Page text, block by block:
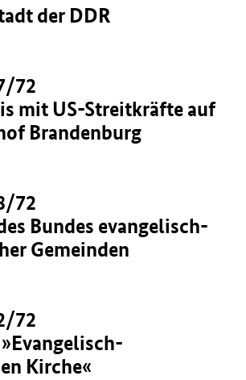
der DDR
72
mit US-Streitkräfte auf
Brandenburg
72
Bundes evangelisch-
Gemeinden
72
Kirche«